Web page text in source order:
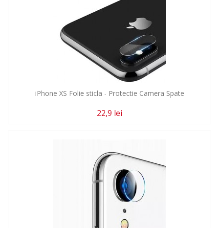
iPhone XS Folie sticla - Protectie Camera Spate
22,9 lei